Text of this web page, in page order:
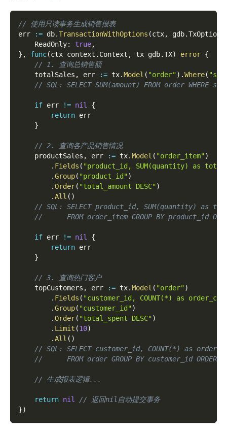
// 使用只读事务生成销售报表
err
:= db.TransactionWithOptions (ctx, gdb.TxOptions
    ReadOnly
: true,
} , func(ctx context . Context , tx gdb.TX) error {
// 1. 查询总销售额
    totalSales
, err := tx.Model ( "order") .Where(
// SQL: SELECT SUM(amount) FROM order WHERE
if err != nil
{
return err
}
// 2. 查询各产品销售情况
    productSales
, err := tx.Model ( "order_item")
. Fields ( "product_id, SUM(quantity) as
.Group( "product_id")
.Order( "total_amount DESC")
.All ( )
// SQL: SELECT product_id, SUM(quantity) as
//      FROM order_item GROUP BY product_id
if err != nil
{
return err
}
// 3. 查询热门客户
    topCustomers
, err := tx.Model ( "order")
. Fields ( "customer_id, COUNT(*) as
.Group( "customer_id")
.Order( "total_spent DESC")
. Limit (10)
.All ( )
// SQL: SELECT customer_id, COUNT(*) as
//      FROM order GROUP BY customer_id ORDER
// 生成报表逻辑...
return nil
// 返回nil自动提交事务
})